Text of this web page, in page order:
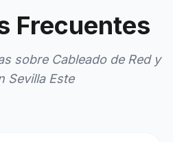
Frecuentes
sobre Cableado de Red y
Sevilla Este